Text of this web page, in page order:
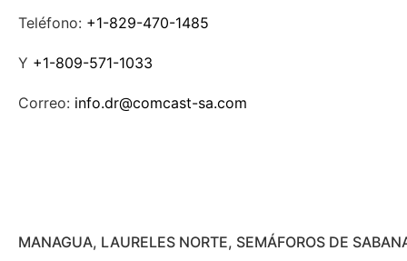
Teléfono: +1-829-470-1485
Y +1-809-571-1033
Correo: info.dr@comcast-sa.com
MANAGUA, LAURELES NORTE, SEMÁFOROS DE